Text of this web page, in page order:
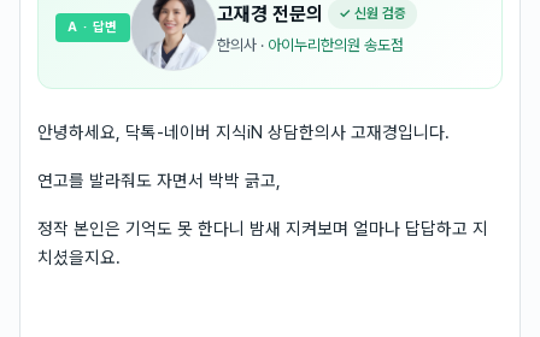
고재경 전문의 ✓ 신원 검증
한의사 · 아이누리한의원 송도점
A · 답변
안녕하세요, 닥톡-네이버 지식iN 상담한의사 고재경입니다.
연고를 발라줘도 자면서 박박 긁고,
정작 본인은 기억도 못 한다니 밤새 지켜보며 얼마나 답답하고 지
치셨을지요.